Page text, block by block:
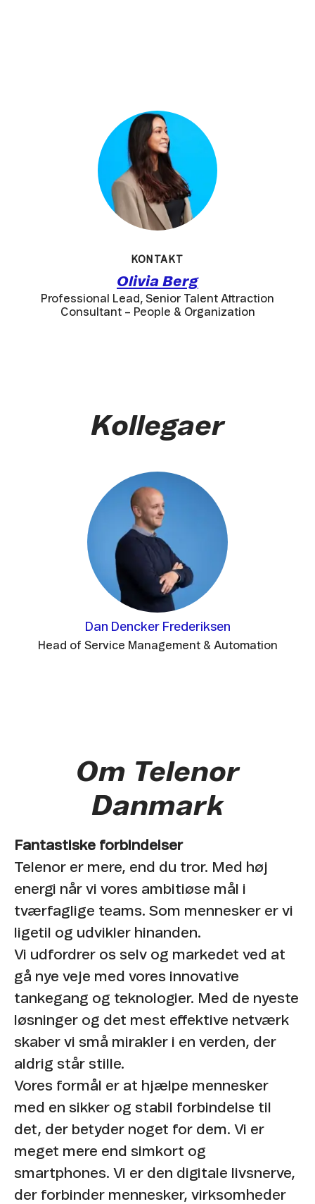
KONTAKT
Olivia Berg
Professional Lead, Senior Talent Attraction
Consultant – People & Organization
Kollegaer
Dan Dencker Frederiksen
Head of Service Management & Automation
Om Telenor
Danmark
Fantastiske forbindelser
Telenor er mere, end du tror. Med høj
energi når vi vores ambitiøse mål i
tværfaglige teams. Som mennesker er vi
ligetil og udvikler hinanden.​
Vi udfordrer os selv og markedet ved at
gå nye veje med vores innovative
tankegang og teknologier. Med de nyeste
løsninger og det mest effektive netværk
skaber vi små mirakler i en verden, der
aldrig står stille. ​
Vores formål er at hjælpe mennesker
med en sikker og stabil forbindelse til
det, der betyder noget for dem. Vi er
meget mere end simkort og
smartphones. Vi er den digitale livsnerve,
der forbinder mennesker, virksomheder